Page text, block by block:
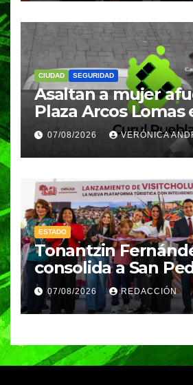
CIUDAD SEGURIDAD
Asaltan a mujer
Plaza Arcos Lomas
de Angelópolis;
huyeron en auto
07/08/2026 VERÓNICA
ESTADO
Tonantzin
consolida a San
Cholula como
turismo inteligente
07/08/2026 REDACCIÓN